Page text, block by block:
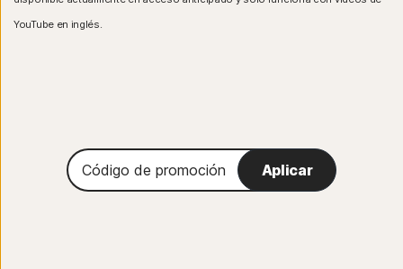
YouTube en inglés.
Código
de
promoción
Aplicar